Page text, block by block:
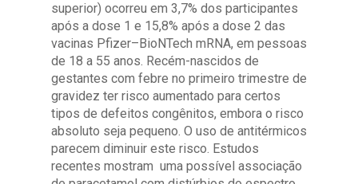
superior) ocorreu em 3,7% dos participantes
após a dose 1 e 15,8% após a dose 2 das
vacinas Pfizer–BioNTech mRNA, em pessoas
de 18 a 55 anos. Recém-nascidos de
gestantes com febre no primeiro trimestre de
gravidez ter risco aumentado para certos
tipos de defeitos congênitos, embora o risco
absoluto seja pequeno. O uso de antitérmicos
parecem diminuir este risco. Estudos
recentes mostram uma possível associação